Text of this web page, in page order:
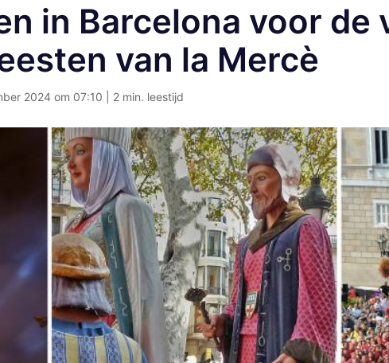
in Barcelona voor de
van la Mercè
2024 om 07:10 | 2 min. leestijd